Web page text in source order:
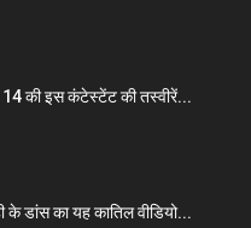
की इस कंटेस्टेंट की तस्वीरें...
के डांस का यह कातिल वीडियो...